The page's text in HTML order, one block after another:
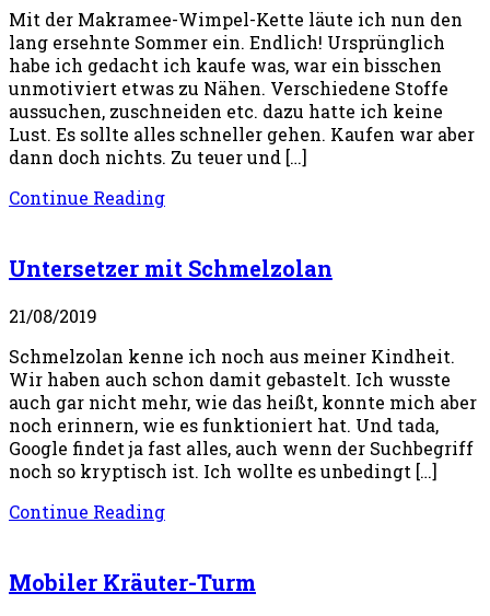
Mit der Makramee-Wimpel-Kette läute ich nun den
lang ersehnte Sommer ein. Endlich! Ursprünglich
habe ich gedacht ich kaufe was, war ein bisschen
unmotiviert etwas zu Nähen. Verschiedene Stoffe
aussuchen, zuschneiden etc. dazu hatte ich keine
Lust. Es sollte alles schneller gehen. Kaufen war aber
dann doch nichts. Zu teuer und […]
Continue Reading
Untersetzer mit Schmelzolan
21/08/2019
Schmelzolan kenne ich noch aus meiner Kindheit.
Wir haben auch schon damit gebastelt. Ich wusste
auch gar nicht mehr, wie das heißt, konnte mich aber
noch erinnern, wie es funktioniert hat. Und tada,
Google findet ja fast alles, auch wenn der Suchbegriff
noch so kryptisch ist. Ich wollte es unbedingt […]
Continue Reading
Mobiler Kräuter-Turm